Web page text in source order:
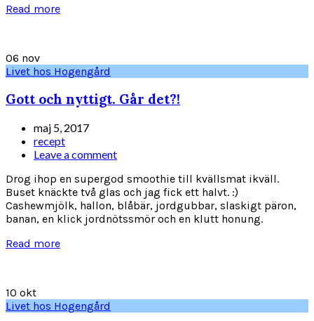
Read more
06 nov
Livet hos Hogengård
Gott och nyttigt. Går det?!
maj 5, 2017
recept
Leave a comment
Drog ihop en supergod smoothie till kvällsmat ikväll.
Buset knäckte två glas och jag fick ett halvt. :)
Cashewmjölk, hallon, blåbär, jordgubbar, slaskigt päron,
banan, en klick jordnötssmör och en klutt honung.
Read more
10 okt
Livet hos Hogengård